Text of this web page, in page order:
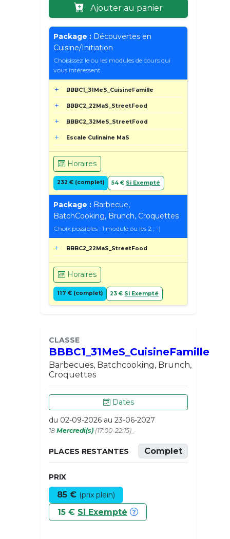
Ajouter au panier
Package : Découvertes en
Cuisine/Initiation
Choisissez le ou les modules de cours qui
vous intéressent
BBBC1_31MeS_CuisineFamille
BBBC2_22MaS_StreetFood
BBBC2_32MeS_StreetFood
Escale Culinaine MaS
Horaires
232 € (complet) 54 € Si Exempté
Package : Barbecue,
BatchCooking, Brunch, Croquettes
Choix possibles : 1 module ou les 2 ; -)
BBBC2_22MaS_StreetFood
Horaires
117 € (complet) 23 € Si Exempté
CLASSE
BBBC1_31MeS_CuisineFamille
Barbecues, Batchcooking, Brunch,
Croquettes
Dates
du 02-09-2026 au 23-06-2027
18 Mercredi(s) (17:00-22:15)_
PLACES RESTANTES Complet
PRIX
85 € (prix plein)
15 € Si Exempté